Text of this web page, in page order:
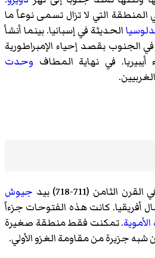
المنطقة التي لا تزال تسمى نوعاً ما
الحديثة في إسبانيا. بينما أنشأ
الجنوب بقصد إحياء الإمبراطورية
في نهاية المطاف وحدت
القرن الثامن (711-718) بيد
جيوش
أفريقيا. كانت هذه الفتوحات جزءاً
. تمكنت فقط منطقة صغيرة
جزيرة من مقاومة الغزو الأولي.